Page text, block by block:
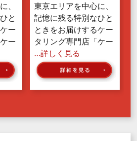
、
と
ー
ー
東京エリアを中心に、
記憶に残る特別なひと
ときをお届けするケー
タリング専門店「ケー
…詳しく見る